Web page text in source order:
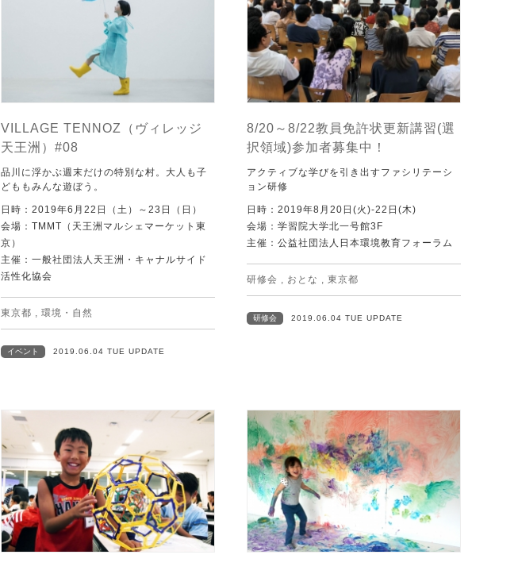
VILLAGE TENNOZ（ヴィレッジ
天王洲）#08
品川に浮かぶ週末だけの特別な村。大人も子
どももみんな遊ぼう。
日時：2019年6月22日（土）～23日（日）
会場：TMMT（天王洲マルシェマーケット東
京）
主催：一般社団法人天王洲・キャナルサイド
活性化協会
東京都 , 環境・自然
イベント 2019.06.04 TUE UPDATE
8/20～8/22教員免許状更新講習(選
択領域)参加者募集中！
アクティブな学びを引き出すファシリテーシ
ョン研修
日時：2019年8月20日(火)-22日(木)
会場：学習院大学北一号館3F
主催：公益社団法人日本環境教育フォーラム
研修会 , おとな , 東京都
研修会 2019.06.04 TUE UPDATE